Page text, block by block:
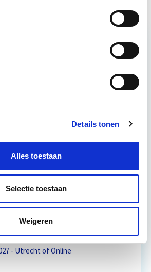
Details tonen
Alles toestaan
Selectie toestaan
Weigeren
onderwerpen en het
bij huur- en verhuur van
zoals het… Lees verder
startdatum
- Utrecht of Online